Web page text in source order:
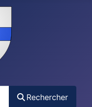
Rechercher